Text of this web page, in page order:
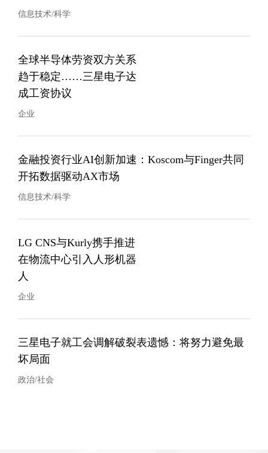
信息技术/科学
全球半导体劳资双方关系
趋于稳定……三星电子达
成工资协议
企业
金融投资行业AI创新加速：Koscom与Finger共同
开拓数据驱动AX市场
信息技术/科学
LG CNS与Kurly携手推进
在物流中心引入人形机器
人
企业
三星电子就工会调解破裂表遗憾：将努力避免最
坏局面
政治/社会